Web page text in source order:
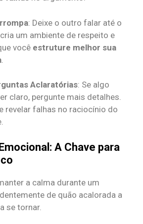
: Deixe o outro falar até o
um ambiente de respeito e
você estruture melhor sua
Aclaratórias: Se algo
claro, pergunte mais detalhes.
revelar falhas no raciocínio do
A Chave para
a calma durante um
de quão acalorada a
se tornar.